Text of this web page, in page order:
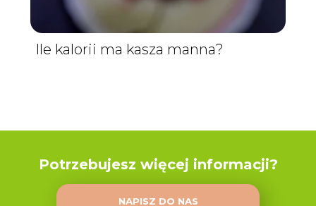
Ile kalorii ma kasza manna?
Potrzebujesz więcej informacji?
NAPISZ DO NAS